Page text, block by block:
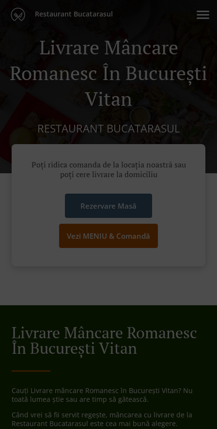
Restaurant Bucatarasul
Livrare Mâncare
Romanesc În București
Vitan
RESTAURANT BUCATARASUL
Poți ridica comanda de la locația noastră sau
poți cere livrare la domiciliu
Rezervare Masă
Vezi MENIU & Comandă
Livrare Mâncare Romanesc
În București Vitan
Cauți Livrare mâncare Romanesc în București Vitan? Nu
toată lumea știe sau are timp să gătească.
Când vrei să fii servit regește, mâncarea cu livrare de la
Restaurant Bucatarasul este cea mai bună alegere.